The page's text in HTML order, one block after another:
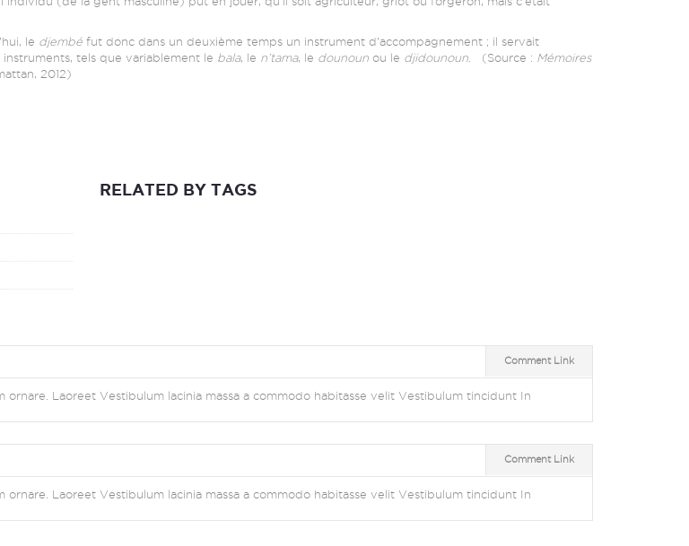
le djembé fut donc dans un deuxième temps un instrument d’accompagnement ; il servait
tels que variablement le bala, le n’tama, le dounoun ou le djidounoun . (Source : Mémoires
2012)
RELATED BY TAGS
Comment Link
Laoreet Vestibulum lacinia massa a commodo habitasse velit Vestibulum tincidunt In
Comment Link
Laoreet Vestibulum lacinia massa a commodo habitasse velit Vestibulum tincidunt In